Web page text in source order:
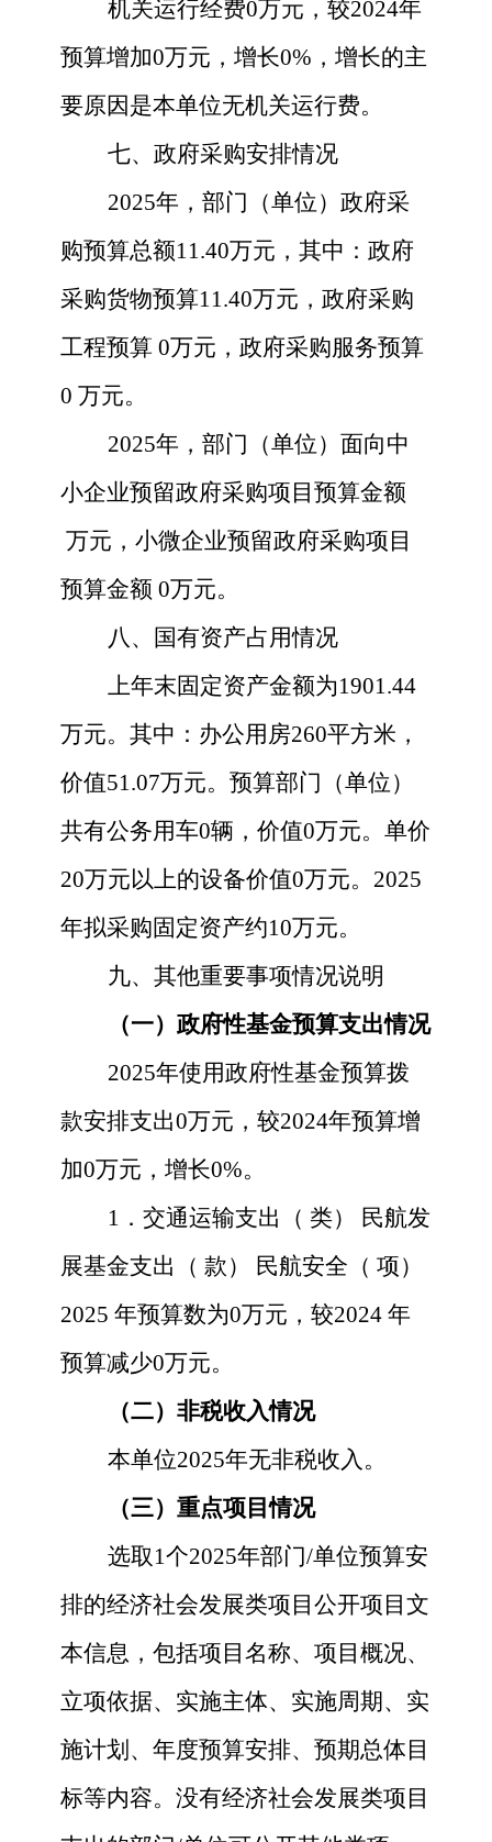
机关运行经费0万元，较2024年
预算增加0万元，增长0%，增长的主
要原因是本单位无机关运行费。
七、政府采购安排情况
2025年，部门（单位）政府采
购预算总额11.40万元，其中：政府
采购货物预算11.40万元，政府采购
工程预算 0万元，政府采购服务预算
0 万元。
2025年，部门（单位）面向中
小企业预留政府采购项目预算金额
万元，小微企业预留政府采购项目
预算金额 0万元。
八、国有资产占用情况
上年末固定资产金额为1901.44
万元。其中：办公用房260平方米，
价值51.07万元。预算部门（单位）
共有公务用车0辆，价值0万元。单价
20万元以上的设备价值0万元。 2025
年拟采购固定资产约10万元。
九、其他重要事项情况说明
（一）政府性基金预算支出情况
2025年使用政府性基金预算拨
款安排支出0万元，较2024年预算增
加0万元，增长0%。
1．交通运输支出（ 类） 民航发
展基金支出（ 款） 民航安全（ 项）
2025 年预算数为0万元，较2024 年
预算减少0万元。
（二）非税收入情况
本单位2025年无非税收入 。
（三）重点项目情况
选取 1个2025年部门/单位预算安
排的经济社会发展类项目公开项目文
本信息，包括项目名称、项目概况、
立项依据、实施主体、实施周期、实
施计划、年度预算安排、预期总体目
标等内容。没有经济社会发展类项目